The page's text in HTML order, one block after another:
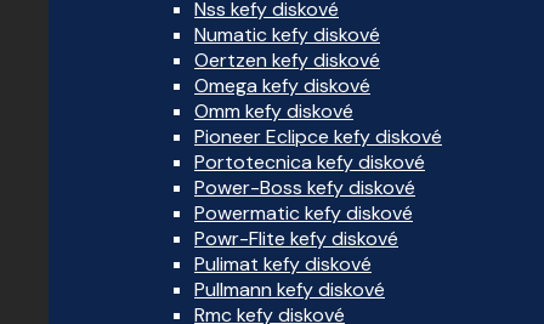
Nss kefy diskové
Numatic kefy diskové
Oertzen kefy diskové
Omega kefy diskové
Omm kefy diskové
Pioneer Eclipce kefy diskové
Portotecnica kefy diskové
Power-Boss kefy diskové
Powermatic kefy diskové
Powr-Flite kefy diskové
Pulimat kefy diskové
Pullmann kefy diskové
Rmc kefy diskové